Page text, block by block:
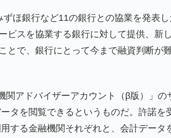
ほ銀行など11の銀行との協業を発表
ビスを協業する銀行に対して提供、新
とで、銀行にとって今まで融資判断が
アドバイザーアカウント（β版）」の
タを閲覧できるというものだ。許諾を
する金融機関それぞれと、会計データ